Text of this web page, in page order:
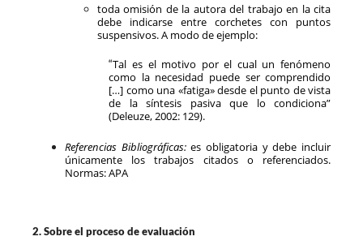
toda omisión de la autora del trabajo en la cita
debe indicarse entre corchetes con puntos
suspensivos. A modo de ejemplo:
“Tal es el motivo por el cual un fenómeno
como la necesidad puede ser comprendido
[…] como una «fatiga» desde el punto de vista
de la síntesis pasiva que lo condiciona”
(Deleuze, 2002: 129).
Referencias Bibliográficas:es obligatoria y debe incluir
únicamente los trabajos citados o referenciados.
Normas: APA
2. Sobre el proceso de evaluación